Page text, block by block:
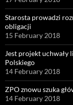
Starosta prowadzi
obligacji
15 February 2018
Jest projekt
Polskiego
14 February 2018
ZPO znowu szuka
14 February 2018